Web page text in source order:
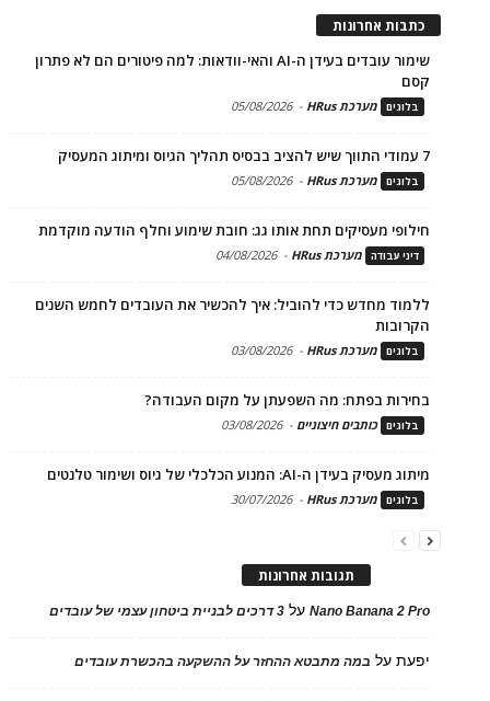
כתבות אחרונות
שימור עובדים בעידן ה-AI והאי-וודאות: למה פיטורים הם לא פתרון
קסם
בלוגים מערכת HRus -
05/08/2026
7 עמודי התווך שיש להציב בבסיס תהליך הגיוס ומיתוג המעסיק
בלוגים מערכת HRus -
05/08/2026
חילופי מעסיקים תחת אותו גג: חובת שימוע וחלף הודעה מוקדמת
דיני עבודה מערכת HRus -
04/08/2026
ללמוד מחדש כדי להוביל: איך להכשיר את העובדים לחמש השנים
הקרובות
בלוגים מערכת HRus -
03/08/2026
בחירות בפתח: מה השפעתן על מקום העבודה?
בלוגים כותבים חיצוניים -
03/08/2026
מיתוג מעסיק בעידן ה-AI: המנוע הכלכלי של גיוס ושימור טלנטים
בלוגים מערכת HRus -
30/07/2026
תגובות אחרונות
Nano Banana 2 Proעל 3 דרכים לבניית ביטחון עצמי של עובדים
יפעתעל במה מתבטא ההחזר על ההשקעה בהכשרת עובדים